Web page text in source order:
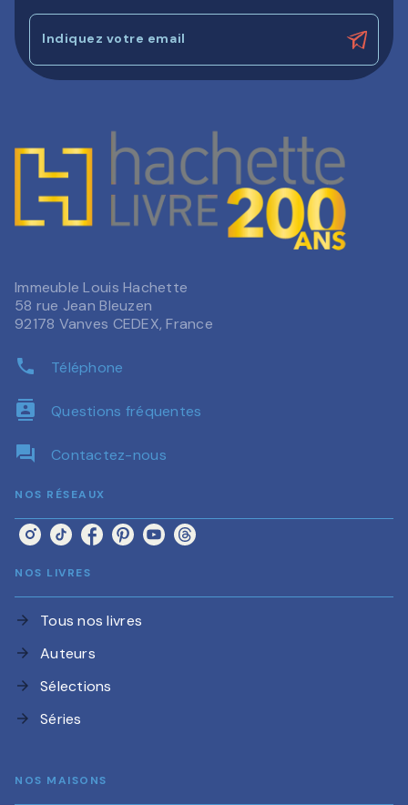
Indiquez votre email
Immeuble Louis Hachette
58 rue Jean Bleuzen
92178 Vanves CEDEX, France
phone Téléphone
contacts Questions fréquentes
question_answer Contactez-nous
NOS RÉSEAUX
NOS LIVRES
arrow_forward Tous nos livres
arrow_forward Auteurs
arrow_forward Sélections
arrow_forward Séries
NOS MAISONS